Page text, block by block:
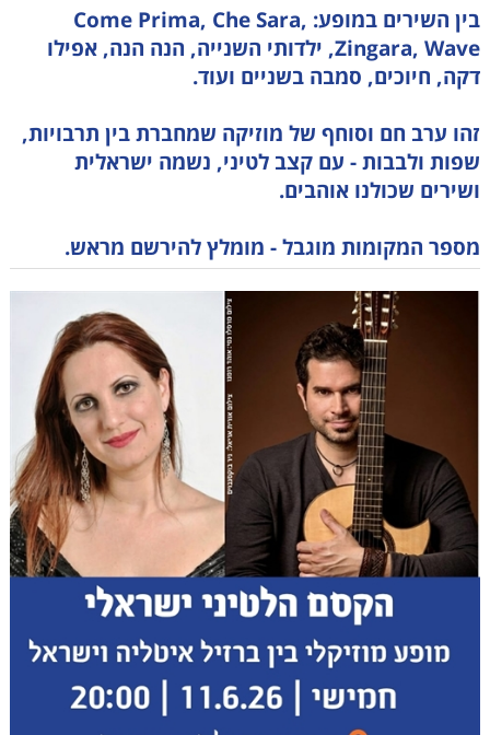
בין השירים במופע: Come Prima, Che Sara,
Zingara, Wave, ילדותי השנייה, הנה הנה, אפילו
דקה, חיוכים, סמבה בשניים ועוד.
זהו ערב חם וסוחף של מוזיקה שמחברת בין תרבויות,
שפות ולבבות - עם קצב לטיני, נשמה ישראלית
ושירים שכולנו אוהבים.
מספר המקומות מוגבל - מומלץ להירשם מראש.